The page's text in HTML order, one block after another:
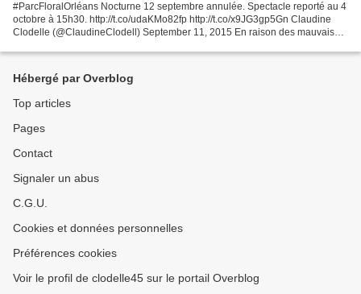
#ParcFloralOrléans Nocturne 12 septembre annulée. Spectacle reporté au 4
octobre à 15h30. http://t.co/udaKMo82fp http://t.co/x9JG3gp5Gn Claudine
Clodelle (@ClaudineClodell) September 11, 2015 En raison des mauvaises
Hébergé par Overblog
Top articles
Pages
Contact
Signaler un abus
C.G.U.
Cookies et données personnelles
Préférences cookies
Voir le profil de clodelle45 sur le portail Overblog